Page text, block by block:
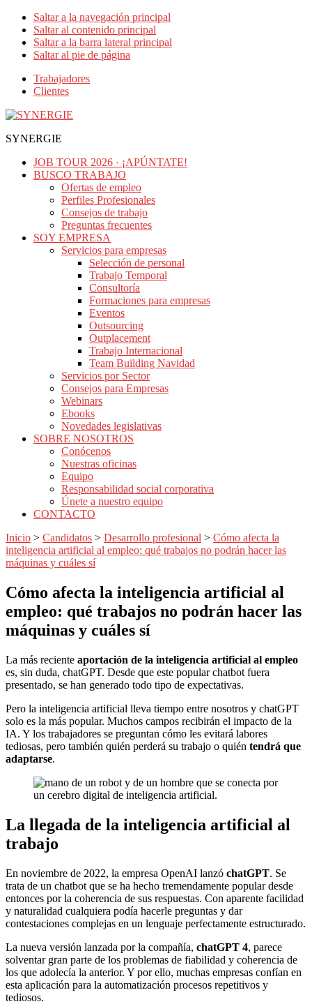
Saltar a la navegación principal
Saltar al contenido principal
Saltar a la barra lateral principal
Saltar al pie de página
Trabajadores
Clientes
SYNERGIE
JOB TOUR 2026 · ¡APÚNTATE!
BUSCO TRABAJO
Ofertas de empleo
Perfiles Profesionales
Consejos de trabajo
Preguntas frecuentes
SOY EMPRESA
Servicios para empresas
Selección de personal
Trabajo Temporal
Consultoría
Formaciones para empresas
Eventos
Outsourcing
Outplacement
Trabajo Internacional
Team Building Navidad
Servicios por Sector
Consejos para Empresas
Webinars
Ebooks
Novedades legislativas
SOBRE NOSOTROS
Conócenos
Nuestras oficinas
Equipo
Responsabilidad social corporativa
Únete a nuestro equipo
CONTACTO
Inicio > Candidatos > Desarrollo profesional > Cómo afecta la
inteligencia artificial al empleo: qué trabajos no podrán hacer las
máquinas y cuáles sí
Cómo afecta la inteligencia artificial al
empleo: qué trabajos no podrán hacer las
máquinas y cuáles sí
La más reciente aportación de la inteligencia artificial al empleo
es, sin duda, chatGPT. Desde que este popular chatbot fuera
presentado, se han generado todo tipo de expectativas.
Pero la inteligencia artificial lleva tiempo entre nosotros y chatGPT
solo es la más popular. Muchos campos recibirán el impacto de la
IA. Y los trabajadores se preguntan cómo les evitará labores
tediosas, pero también quién perderá su trabajo o quién tendrá que
adaptarse.
La llegada de la inteligencia artificial al
trabajo
En noviembre de 2022, la empresa OpenAI lanzó chatGPT. Se
trata de un chatbot que se ha hecho tremendamente popular desde
entonces por la coherencia de sus respuestas. Con aparente facilidad
y naturalidad cualquiera podía hacerle preguntas y dar
contestaciones complejas en un lenguaje perfectamente estructurado.
La nueva versión lanzada por la compañía, chatGPT 4, parece
solventar gran parte de los problemas de fiabilidad y coherencia de
los que adolecía la anterior. Y por ello, muchas empresas confían en
esta aplicación para la automatización procesos repetitivos y
tediosos.